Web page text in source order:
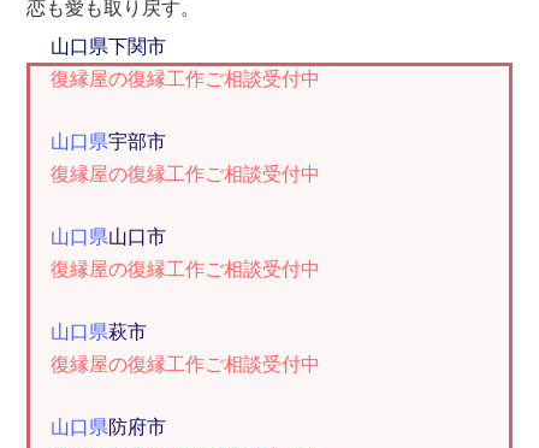
恋も愛も取り戻す。
山口県下関市
復縁屋の復縁工作ご相談受付中
山口県宇部市
復縁屋の復縁工作ご相談受付中
山口県山口市
復縁屋の復縁工作ご相談受付中
山口県萩市
復縁屋の復縁工作ご相談受付中
山口県防府市